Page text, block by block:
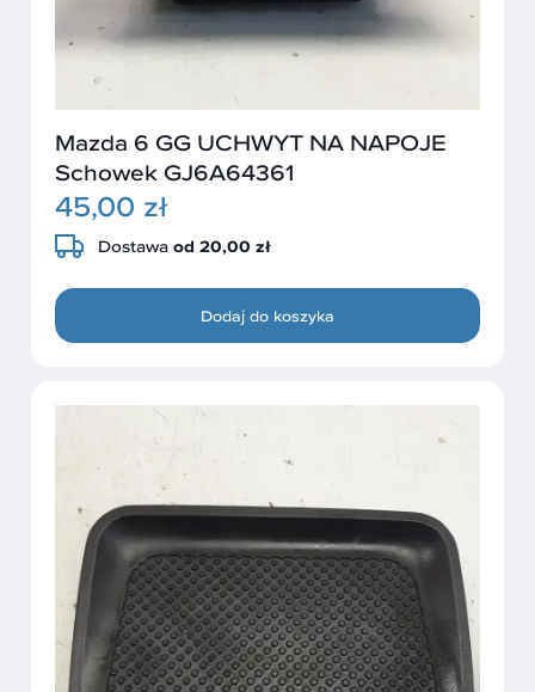
Mazda 6 GG UCHWYT NA NAPOJE
Schowek GJ6A64361
45,00 zł
Dostawa od 20,00 zł
Dodaj do koszyka